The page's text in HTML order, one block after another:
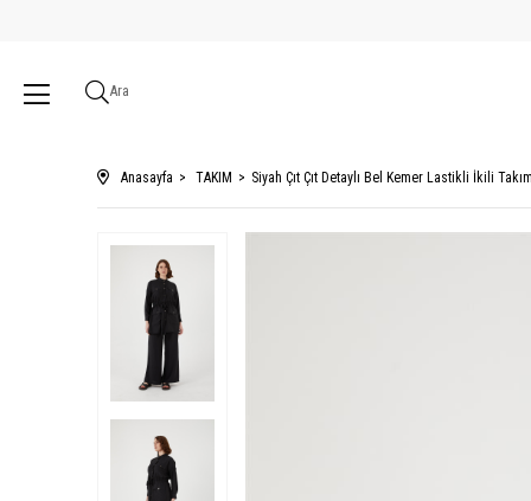
Ara
Anasayfa TAKIM Siyah Çıt Çıt Detaylı Bel Kemer Lastikli İkili